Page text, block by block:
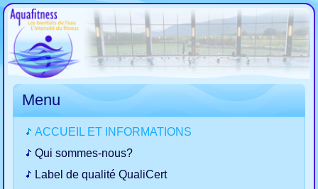
Menu
ACCUEIL ET INFORMATIONS
Qui sommes-nous?
Label de qualité QualiCert